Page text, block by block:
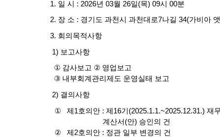
1. 일 시 : 2026년 03월 26일(목) 09시 00분
2. 장 소 : 경기도 과천시 과천대로7나길 34(가비아 앳
3. 회의목적사항
1) 보고사항
① 감사보고 ② 영업보고
③ 내부회계관리제도 운영실태 보고
2) 결의사항
① 제1호의안 :제16기(2025.1.1.~2025.12.31.)재
계산서(안) 승인의 건
②
제2호의안 : 정관 일부 변경의 건